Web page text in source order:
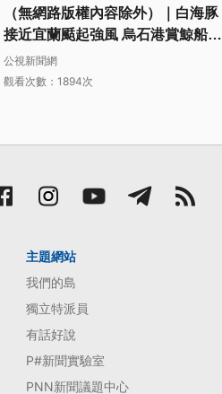
（無網路版權內容除外）｜白海豚
接近宜蘭颳起強風 烏石港賞鯨船全
面停航
公視新聞網
觀看次數：1894次
主題網站
我們的島
獨立特派員
有話好說
P#新聞實驗室
PNN新聞議題中心